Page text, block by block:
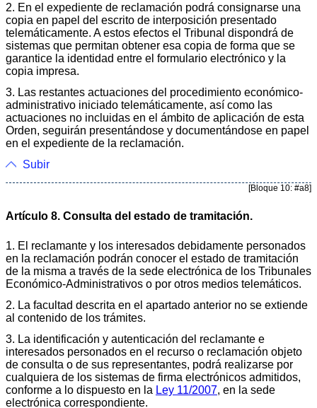
2. En el expediente de reclamación podrá consignarse una
copia en papel del escrito de interposición presentado
telemáticamente. A estos efectos el Tribunal dispondrá de
sistemas que permitan obtener esa copia de forma que se
garantice la identidad entre el formulario electrónico y la
copia impresa.
3. Las restantes actuaciones del procedimiento económico-
administrativo iniciado telemáticamente, así como las
actuaciones no incluidas en el ámbito de aplicación de esta
Orden, seguirán presentándose y documentándose en papel
en el expediente de la reclamación.
Subir
[Bloque 10: #a8]
Artículo 8. Consulta del estado de tramitación.
1. El reclamante y los interesados debidamente personados
en la reclamación podrán conocer el estado de tramitación
de la misma a través de la sede electrónica de los Tribunales
Económico-Administrativos o por otros medios telemáticos.
2. La facultad descrita en el apartado anterior no se extiende
al contenido de los trámites.
3. La identificación y autenticación del reclamante e
interesados personados en el recurso o reclamación objeto
de consulta o de sus representantes, podrá realizarse por
cualquiera de los sistemas de firma electrónicos admitidos,
conforme a lo dispuesto en la Ley 11/2007, en la sede
electrónica correspondiente.